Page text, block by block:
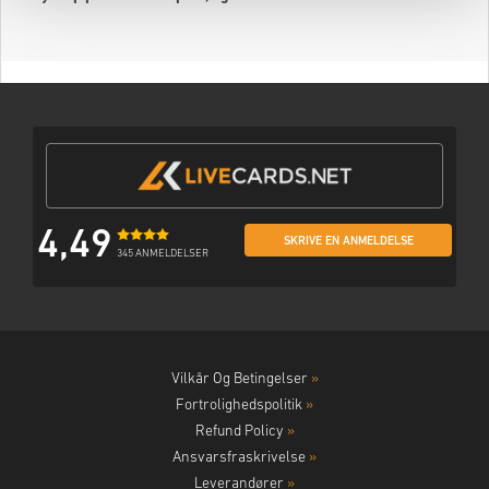
4,49 345 ANMELDELSER
SKRIVE EN ANMELDELSE
Vilkår Og Betingelser »
Fortrolighedspolitik »
Refund Policy »
Ansvarsfraskrivelse »
Leverandører »